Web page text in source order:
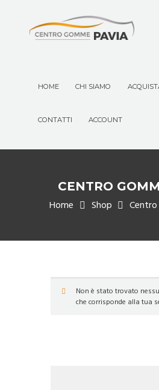
HOME CHI SIAMO
CONTATTI ACCOUNT
CENTRO
Home Shop
Non è stato trovato
che corrisponde alla tua